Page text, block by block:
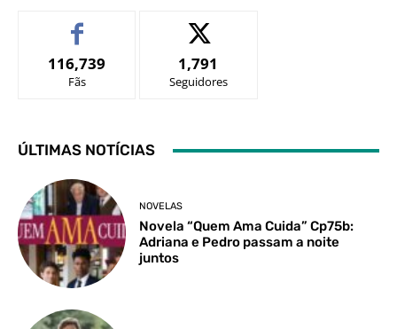
116,739
Fãs
1,791
Seguidores
ÚLTIMAS NOTÍCIAS
NOVELAS
Novela “Quem Ama Cuida” Cp75b:
Adriana e Pedro passam a noite
juntos